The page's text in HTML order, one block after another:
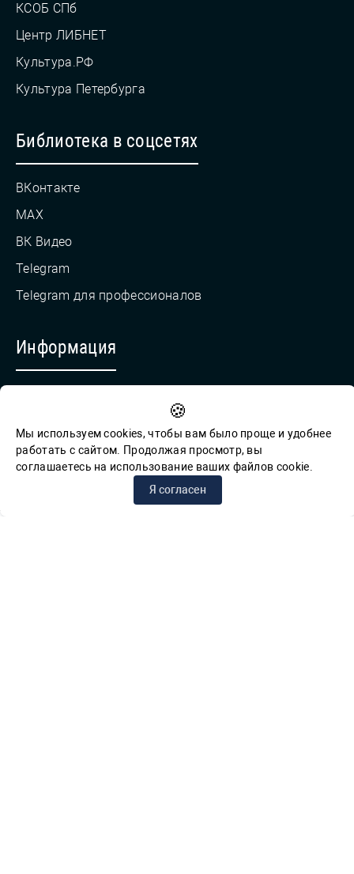
КСОБ СПб
Центр ЛИБНЕТ
Культура.РФ
Культура Петербурга
Библиотека в соцсетях
ВКонтакте
MAX
ВК Видео
Telegram
Telegram для профессионалов
Информация
Обратная связь для сообщений о фактах коррупции
© СПб ГБУК ГСЦБС, 2012-2026 гг.
🍪
Мы используем cookies, чтобы вам было проще и удобнее
работать с сайтом. Продолжая просмотр, вы
соглашаетесь на использование ваших файлов cookie.
Я согласен